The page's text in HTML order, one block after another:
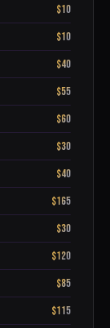
$10
$10
$40
$55
$60
$30
$40
$165
$30
$120
$85
$115